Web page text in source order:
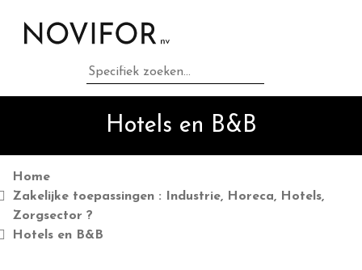
Privé toepassingen :
Badkamer en Keuken ?
Industrie, Horeca, Hotels,
Hotels en B&B
Home
Zakelijke toepassingen : Industrie, Horeca, Hotels,
Zorgsector ?
Hotels en B&B